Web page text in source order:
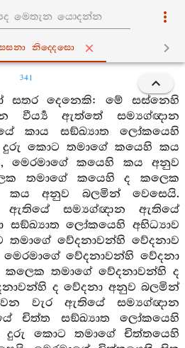
නිද‍්දෙසො
341
සතර දෙනෙකි: මේ සස්නෙහි
වීර්‍ය්‍ය ඇත්තේ සම්‍යග්ඥාන
කාය සඞ්ඛ්‍යාත ලෝකයෙහි
දුරු කොට තමාගේ කයෙහි කය
මෙරමාගේ කයෙහි කය අනුව
තමාගේ කයෙහි ද කලෙක
කය අනුව බලමින් වෙසෙයි.
ඇතියේ සම්‍යග්ඥාන ඇතියේ
සඞ්ඛ්‍යාත ලෝකයෙහි අභිධ්‍යාව
වේදනාවන්හි වේදනාව
වේදනාවන්හි වේදනා
තමාගේ වේදනාවන්හි ද
ද වේදනා අනුව බලමින්
වැර ඇතියේ සම්‍යග්ඥාන
චිත්ත සඞ්ඛ්‍යාත ලෝකයෙහි
දුරු කොට තමාගේ චිත්තයෙහි